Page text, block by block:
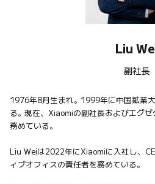
Liu
副社長
1976年8月生まれ。1999年に中国鉱業
る。現在、Xiaomiの副社長およびエグ
務めている。
Liu Weiは2022年にXiaomiに入社し、
ィブオフィスの責任者を務めている。